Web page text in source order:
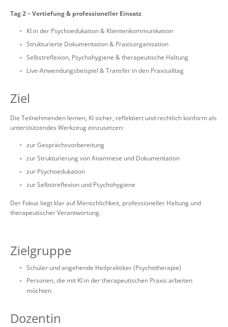
Tag 2 – Vertiefung & professioneller Einsatz
KI in der Psychoedukation & Klientenkommunikation
Strukturierte Dokumentation & Praxisorganisation
Selbstreflexion, Psychohygiene & therapeutische Haltung
Live-Anwendungsbeispiel & Transfer in den Praxisalltag
Ziel
Die Teilnehmenden lernen, KI sicher, reflektiert und rechtlich konform als
unterstützendes Werkzeug einzusetzen:
zur Gesprächsvorbereitung
zur Strukturierung von Anamnese und Dokumentation
zur Psychoedukation
zur Selbstreflexion und Psychohygiene
Der Fokus liegt klar auf Menschlichkeit, professioneller Haltung und
therapeutischer Verantwortung.
Zielgruppe
Schüler und angehende Heilpraktiker (Psychotherapie)
Personen, die mit KI in der therapeutischen Praxis arbeiten
möchten
Dozentin